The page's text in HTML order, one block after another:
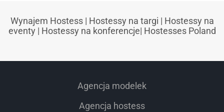
Wynajem Hostess| Hostessy na targi | Hostessy na
eventy | Hostessy na konferencje| Hostesses Poland
Agencja modelek
Agencja hostess